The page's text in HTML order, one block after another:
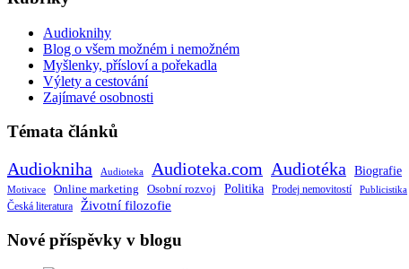
Audioknihy
Blog o všem možném i nemožném
Myšlenky, přísloví a pořekadla
Výlety a cestování
Zajímavé osobnosti
Témata článků
Audiokniha Audioteka Audioteka.com Audiotéka Biografie
Motivace Online marketing Osobní rozvoj Politika Prodej nemovitostí Publicistika
Česká literatura Životní filozofie
Nové příspěvky v blogu